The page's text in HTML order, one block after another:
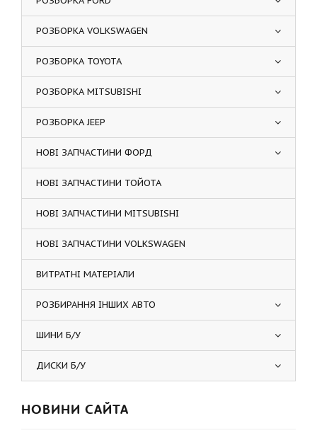
РОЗБОРКА VOLKSWAGEN
РОЗБОРКА TOYOTA
РОЗБОРКА MITSUBISHI
РОЗБОРКА JEEP
НОВІ ЗАПЧАСТИНИ ФОРД
НОВІ ЗАПЧАСТИНИ ТОЙОТА
НОВІ ЗАПЧАСТИНИ MITSUBISHI
НОВІ ЗАПЧАСТИНИ VOLKSWAGEN
ВИТРАТНІ МАТЕРІАЛИ
РОЗБИРАННЯ ІНШИХ АВТО
ШИНИ Б/У
ДИСКИ Б/У
НОВИНИ САЙТА